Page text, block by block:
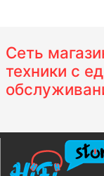
Сеть
техники с